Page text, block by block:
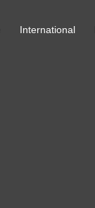
International